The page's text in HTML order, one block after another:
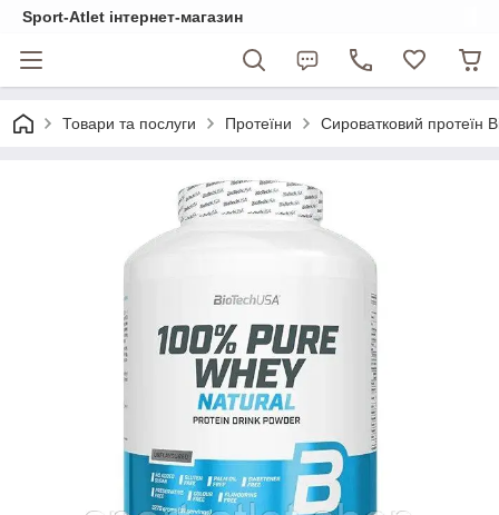
Sport-Atlet інтернет-магазин
Товари та послуги Протеїни Сироватковий протеїн